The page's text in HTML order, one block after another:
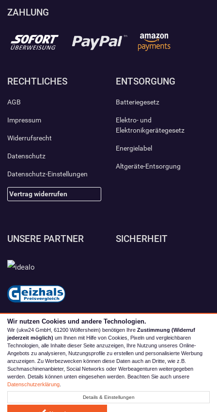
ZAHLUNG
RECHTLICHES
AGB
Impressum
Widerrufsrecht
Datenschutz
Datenschutz-Einstellungen
Vertrag widerrufen
ENTSORGUNG
Batteriegesetz
Elektro- und
Elektronikgerätegesetz
Energielabel
Altgeräte-Entsorgung
UNSERE PARTNER SICHERHEIT
Alle Preise inkl. MwSt. zzgl. Versand | *) Unverbindliche
Preisempfehlung | **) Ehemaliger Verkaufspreis
Wir nutzen Cookies und andere Technologien.
Wir (ukw24 GmbH, 61200 Wölfersheim) benötigen Ihre Zustimmung (Widerruf
jederzeit möglich) um Ihnen mit Hilfe von Cookies, Pixeln und vergleichbaren
Technologien, alle Inhalte dieser Seite anzuzeigen, Ihre Nutzung unseres Online-
Angebots zu analysieren, Nutzungsprofile zu erstellen und personalisierte Werbung
anzuzeigen. Zu Werbezwecken können diese Daten auch an Dritte, wie z.B.
Suchmaschinenanbieter, Social Networks oder Werbeagenturen weitergegeben
werden. Details können unten eingesehen werden. Beachten Sie auch unsere
Datenschutzerklärung
Details & Einstellungen